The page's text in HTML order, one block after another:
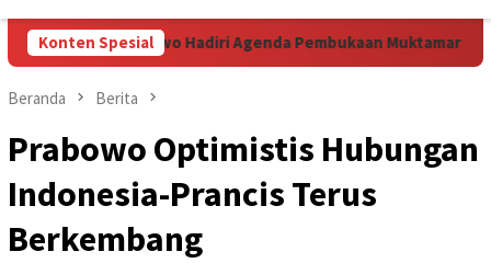
Konten Spesial
Sigit Prabowo Hadiri Agenda Pembukaan Muktamar XVI
Beranda Berita
Prabowo Optimistis Hubungan
Indonesia-Prancis Terus
Berkembang